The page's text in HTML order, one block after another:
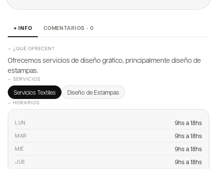
+ INFO COMENTARIOS · 0
— ¿QUÉ OFRECEN?
Ofrecemos servicios de diseño gráfico, principalmente diseño de
estampas.
— SERVICIOS
Servicios Textiles Diseño de Estampas
— HORARIOS
LUN 9hs a 18hs
MAR 9hs a 18hs
MIÉ 9hs a 18hs
JUE 9hs a 18hs